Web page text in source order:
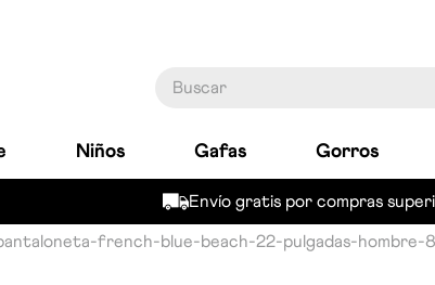
Niños Gafas Gorros
Envío gratis por compras
french-blue-beach-22-pulgadas-hombre-